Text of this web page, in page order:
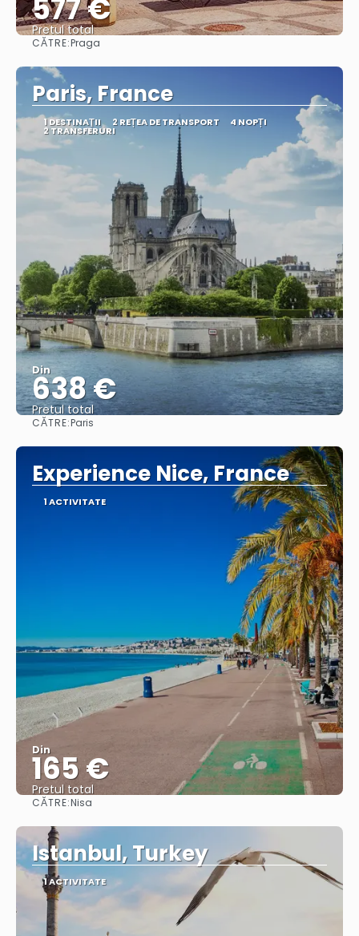
577 €
Pretul total
CĂTRE:Praga
Paris, France
1 DESTINAŢII 2 REȚEA DE TRANSPORT 4 NOPȚI
2 TRANSFERURI
Din
638 €
Pretul total
CĂTRE:Paris
Experience Nice, France
1 ACTIVITATE
Din
165 €
Pretul total
CĂTRE:Nisa
Istanbul, Turkey
1 ACTIVITATE